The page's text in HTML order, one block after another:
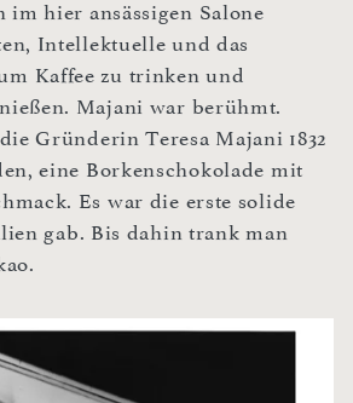
im hier ansässigen Salone
Intellektuelle und das
Kaffee zu trinken und
Majani war berühmt.
Gründerin Teresa Majani 1832
eine Borkenschokolade mit
Es war die erste solide
gab. Bis dahin trank man